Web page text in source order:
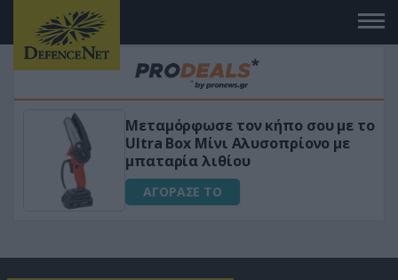
«Μαγική» φόρμουλα τριβόλι + VIP
για αύξηση της λίμπιντο
ΑΓΟΡΑΣΕ ΤΟ